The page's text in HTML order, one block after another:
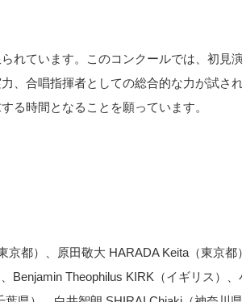
れています。このコンクールでは、初見
、合唱指揮者としての総合的な力が試さ
る時間となることを願っています。
京都）、原田敬大 HARADA Keita（東京都
Benjamin Theophilus KIRK（イギリス）、